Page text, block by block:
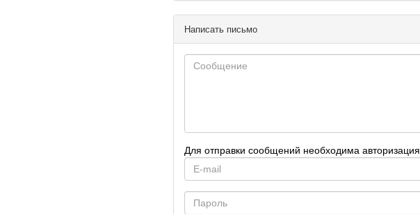
Написать письмо
Для отправки сообщений необходима авторизация.
mail
Password